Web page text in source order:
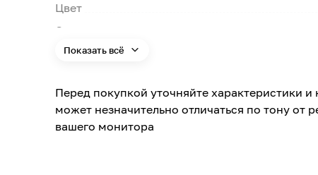
Цвет
Страна производства
Минимальный срок службы
Минимальная температура эксплуатации
Показать всё
Перед покупкой уточняйте характеристики
может незначительно отличаться по тону от
вашего монитора